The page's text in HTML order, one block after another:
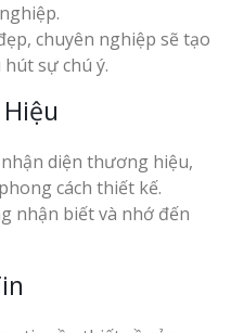
chuyên nghiệp sẽ tạo
sự chú ý.
diện thương hiệu,
cách thiết kế.
nhận biết và nhớ đến